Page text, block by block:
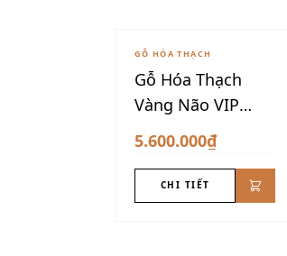
GỖ HÓA THẠCH
Gỗ Hóa Thạch
Vàng Não VIP
chấn trạch
5.600.000₫
CHI TIẾT